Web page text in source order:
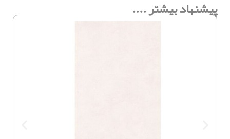
پیشنهاد بیشتر ....